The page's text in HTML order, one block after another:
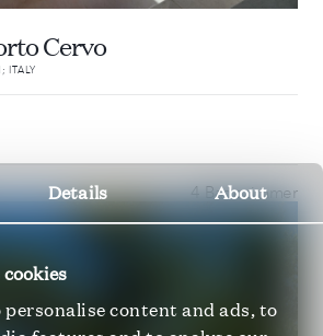
Details About
personalise content and ads, to
Cervo
ITALY
4 Badezimmer